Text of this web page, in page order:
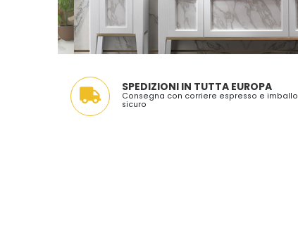
SPEDIZIONI IN TUTTA EUROPA
Consegna con corriere espresso e imballo
sicuro